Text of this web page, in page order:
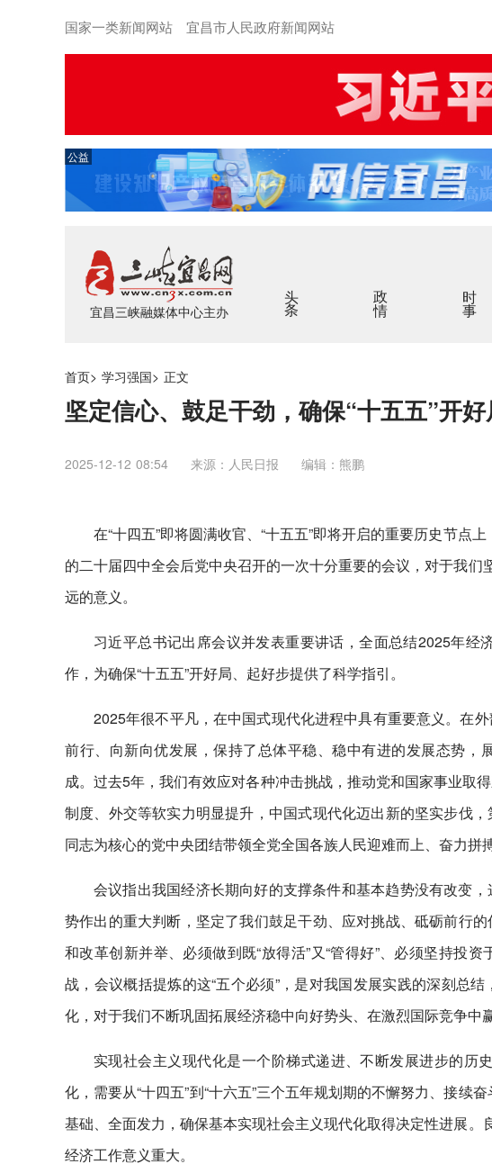
国家一类新闻网站 宜昌市人民政府新闻网站
公益
宜昌三峡融媒体中心主办
头条 政情 时事
首页> 学习强国> 正文
坚定信心、鼓足干劲，确保“十五五”开好
2025-12-12 08:54 来源：人民日报 编辑：熊鹏
在“十四五”即将圆满收官、“十五五”即将开启的重要历史节点
的二十届四中全会后党中央召开的一次十分重要的会议，对于我们
远的意义。
习近平总书记出席会议并发表重要讲话，全面总结2025年
作，为确保“十五五”开好局、起好步提供了科学指引。
2025年很不平凡，在中国式现代化进程中具有重要意义。在
前行、向新向优发展，保持了总体平稳、稳中有进的发展态势
成。过去5年，我们有效应对各种冲击挑战，推动党和国家事业取
制度、外交等软实力明显提升，中国式现代化迈出新的坚实步伐
同志为核心的党中央团结带领全党全国各族人民迎难而上、奋力拼
会议指出我国经济长期向好的支撑条件和基本趋势没有改变
势作出的重大判断，坚定了我们鼓足干劲、应对挑战、砥砺前行
和改革创新并举、必须做到既“放得活”又“管得好”、必须坚持投
战，会议概括提炼的这“五个必须”，是对我国发展实践的深刻总
化，对于我们不断巩固拓展经济稳中向好势头、在激烈国际竞争中
实现社会主义现代化是一个阶梯式递进、不断发展进步的历
化，需要从“十四五”到“十六五”三个五年规划期的不懈努力、接续
基础、全面发力，确保基本实现社会主义现代化取得决定性进展。
经济工作意义重大。